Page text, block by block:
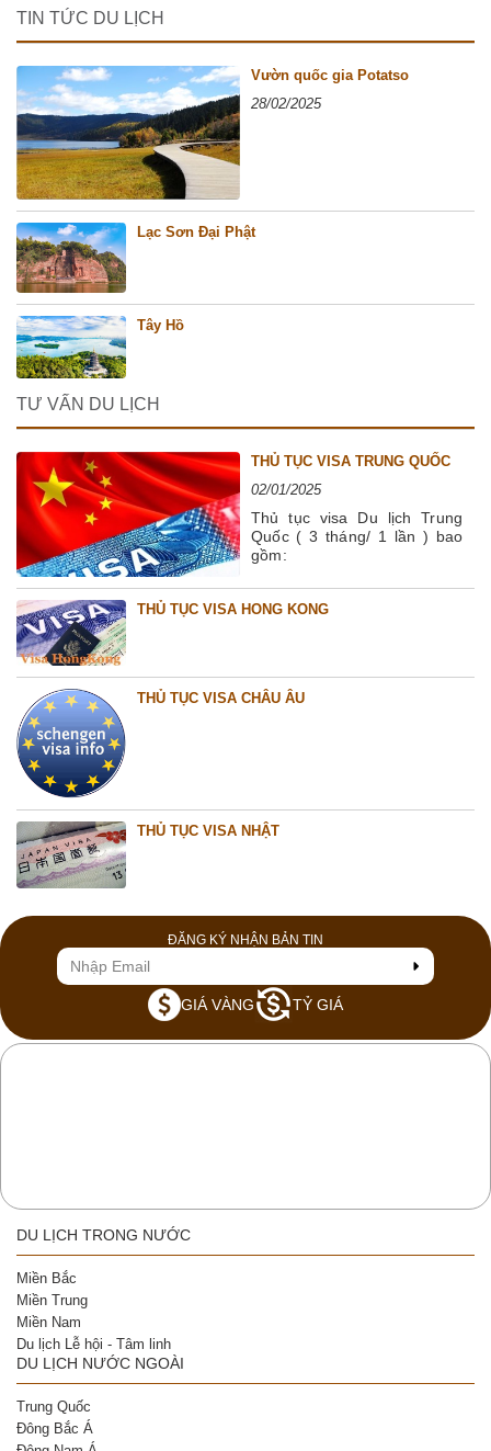
TIN TỨC DU LỊCH
Vườn quốc gia Potatso
28/02/2025
Lạc Sơn Đại Phật
Tây Hồ
TƯ VẤN DU LỊCH
THỦ TỤC VISA TRUNG QUỐC
02/01/2025
Thủ tục visa Du lịch Trung
Quốc ( 3 tháng/ 1 lần ) bao
gồm:
THỦ TỤC VISA HONG KONG
THỦ TỤC VISA CHÂU ÂU
THỦ TỤC VISA NHẬT
ĐĂNG KÝ NHẬN BẢN TIN
GIÁ VÀNG TỶ GIÁ
DU LỊCH TRONG NƯỚC
Miền Bắc
Miền Trung
Miền Nam
Du lịch Lễ hội - Tâm linh
DU LỊCH NƯỚC NGOÀI
Trung Quốc
Đông Bắc Á